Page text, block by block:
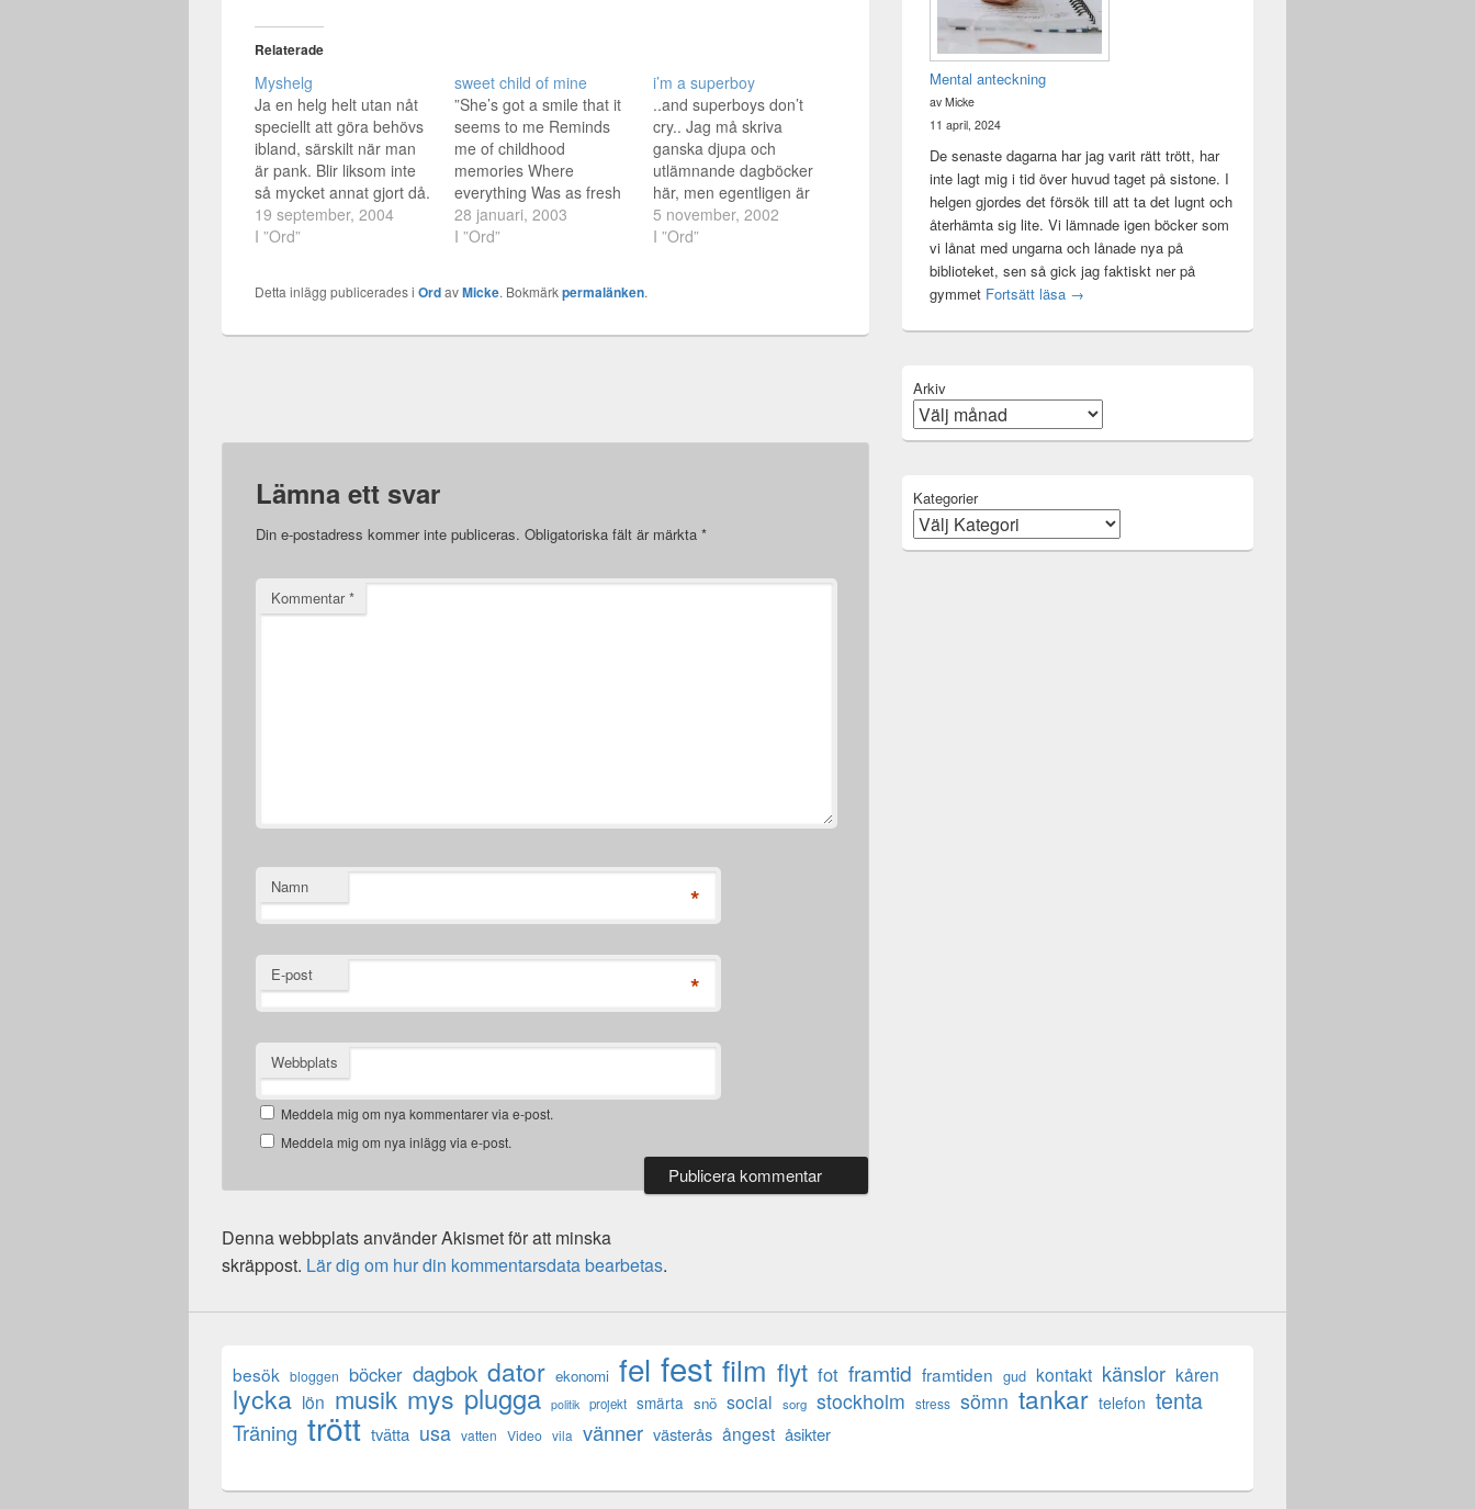
Relaterade
Myshelg
Ja en helg helt utan nåt
speciellt att göra behövs
ibland, särskilt när man
är pank. Blir liksom inte
så mycket annat gjort då.
:) Men jag har städat och
haft besök iaf. Yenkan
Eurotrip. En hel del
19 september, 2004
I ”Ord”
sweet child of mine
”She’s got a smile that it
seems to me Reminds
me of childhood
memories Where
everything Was as fresh
as the bright blue sky
Now and then when I see
place And if I atared too
28 januari, 2003
I ”Ord”
i’m a superboy
..and superboys don’t
cry.. Jag må skriva
ganska djupa och
utlämnande dagböcker
här, men egentligen är
det ingen som vet hur jag
mår. Kanske nån, bara
5 november, 2002
I ”Ord”
Detta inlägg publicerades i OrdavMicke. Bokmärkpermalänken.
Lämna ett svar
Din e-postadress kommer inte publiceras. Obligatoriska fält är märkta *
Kommentar*
Namn *
E-post *
Webbplats
Meddela mig om nya kommentarer via e-post.
Meddela mig om nya inlägg via e-post.
Denna webbplats använder Akismet för att minska
skräppost. Lär dig om hur din kommentarsdata bearbetas.
Mental anteckning
av Micke
11 april, 2024
De senaste dagarna har jag varit rätt trött, har
inte lagt mig i tid över huvud taget på sistone. I
helgen gjordes det försök till att ta det lugnt och
återhämta sig lite. Vi lämnade igen böcker som
vi lånat med ungarna och lånade nya på
biblioteket, sen så gick jag faktiskt ner på
gymmet Fortsätt läsa Mental anteckning
→
Arkiv
Kategorier
besök bloggen böcker dagbok dator ekonomi fel fest film flyt fot framtid framtiden gud kontakt känslor kåren
lycka lön musik mys plugga politik projekt smärta snö social sorg stockholm stress sömn tankar telefon tenta
Träning trött tvätta usa vatten Video vila vänner västerås ångest åsikter